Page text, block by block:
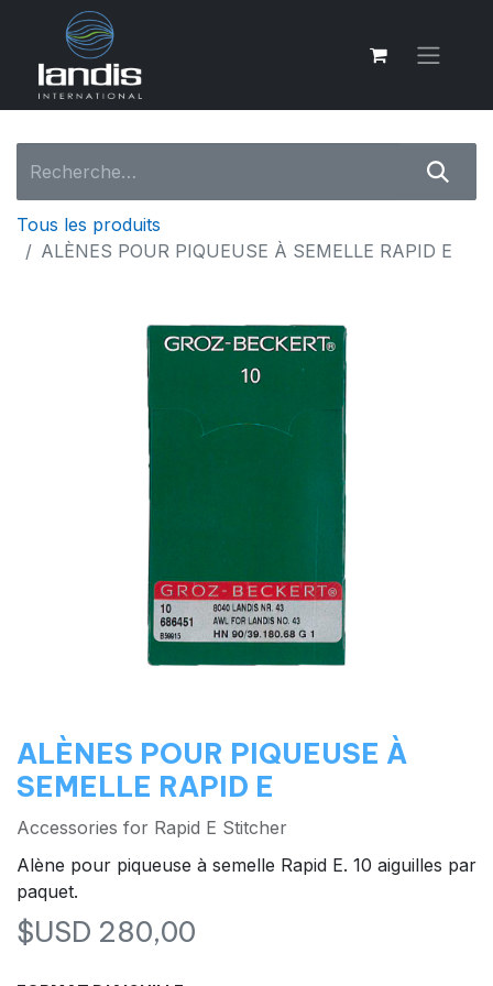
Tous les produits
ALÈNES POUR PIQUEUSE À SEMELLE RAPID E
ALÈNES POUR PIQUEUSE À
SEMELLE RAPID E
Accessories for Rapid E Stitcher
Alène pour piqueuse à semelle Rapid E. 10 aiguilles par
paquet.
$USD 280,00